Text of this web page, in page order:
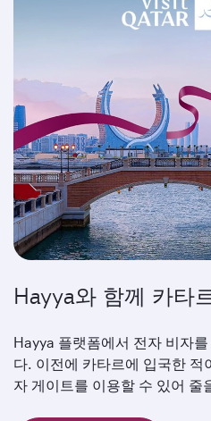
Hayya와 함께 카타
Hayya 플랫폼에서 전자 비자
다. 이전에 카타르에 입국한
자 게이트를 이용할 수 있어